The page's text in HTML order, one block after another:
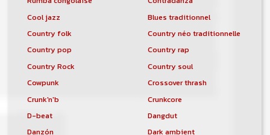
Cool jazz
Blues traditionnel
Country folk
Country néo traditionnelle
Country pop
Country rap
Country Rock
Country soul
Cowpunk
Crossover thrash
Crunk'n'b
Crunkcore
D-beat
Dangdut
Danzón
Dark ambient